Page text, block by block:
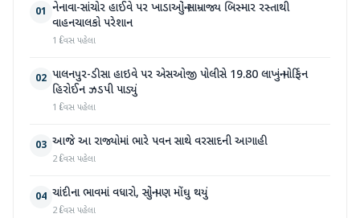
01 નેનાવા-સાંચોર હાઈવે પર ખાડાઓનું સામ્રાજ્ય બિસ્માર રસ્તાથી
વાહનચાલકો પરેશાન
1 દિવસ પહેલા
02 પાલનપુર-ડીસા હાઇવે પર એસઓજી પોલીસે 19.80 લાખનું મોર્ફિન
હિરોઈન ઝડપી પાડ્યું
1 દિવસ પહેલા
03 આજે આ રાજ્યોમાં ભારે પવન સાથે વરસાદની આગાહી
2 દિવસ પહેલા
04 ચાંદીના ભાવમાં વધારો, સોનું પણ મોંઘુ થયું
2 દિવસ પહેલા